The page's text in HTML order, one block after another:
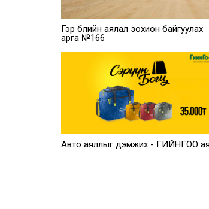
Гэр бүлийн аялал зохион байгуулах
арга №166
Авто аяллыг дэмжих - ГИЙНГОО